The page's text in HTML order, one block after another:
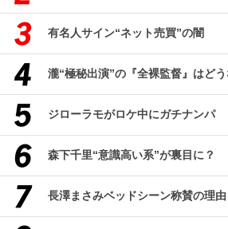
有名人サイン“ネット売買”の闇
瀧“極秘出演”の『全裸監督』はどう
ジローラモがロケ中にガチナンパ
森下千里“意識高い系”が裏目に？
長澤まさみベッドシーン称賛の理由